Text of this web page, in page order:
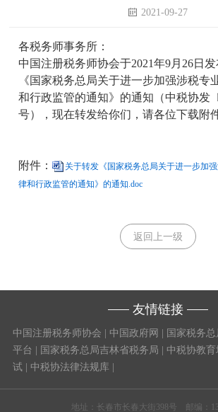
2021-09-27
各税务师事务所：
中国注册税务师协会于2021年9月26日
《国家税务总局关于进一步加强涉税专
和行政监管的通知》的通知（中税协发
号），现在转发给你们，请各位下载附
附件：
关于转发《国家税务总局关于进一步加
律和行政监管的通知》的通知.doc
返回上一级
友情链接
中国注册税务师协会 中国政府网 国家税务总
平台
国家税务总局吉林省税务局 中税协教
试
中税协法律法规库
地址：长春市长春大街398号 邮编：